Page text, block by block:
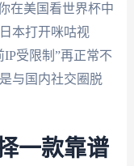
在美国看世界杯中
本打开咪咕视
受限制”再正常不
与国内社交圈脱
一款靠谱